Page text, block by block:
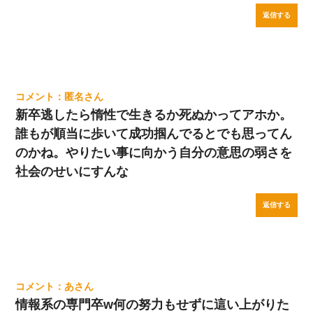
返信する
匿名
新卒逃したら惰性で生きるか死ぬかってアホか。
誰もが順当に歩いて成功掴んでるとでも思ってん
のかね。やりたい事に向かう自分の意思の弱さを
社会のせいにすんな
返信する
あ
情報系の専門卒w何の努力もせずに這い上がりた